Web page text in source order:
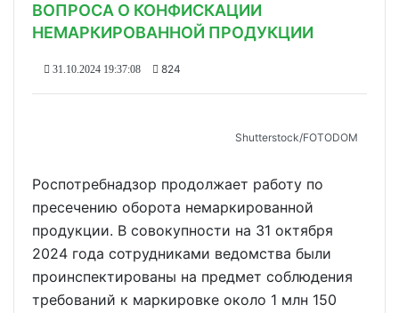
ВОПРОСА О КОНФИСКАЦИИ
НЕМАРКИРОВАННОЙ ПРОДУКЦИИ
31.10.2024 19:37:08 824
Shutterstoсk/FOTODOM
Роспотребнадзор продолжает работу по
пресечению оборота немаркированной
продукции. В совокупности на 31 октября
2024 года сотрудниками ведомства были
проинспектированы на предмет соблюдения
требований к маркировке около 1 млн 150